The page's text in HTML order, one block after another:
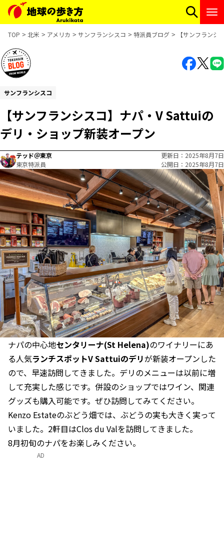
TOP 北米 アメリカ サンフランシスコ 特派員ブログ 【サンフラン
サンフランシスコ
【サンフランシスコ】ナパ・V Sattuiの
デリ・ショップ新装オープン
テッド＠東京
東京特派員
更新日
2025年8月7日
公開日
2025年8月7日
ナパの中心地センタリーナ(St Helena)のワイナリーにあ
る人気ランチスポットV Sattuiのデリが新装オープンした
ので、早速訪問してきました。デリのメニューは以前に増
して充実した感じです。併設のショップではワイン、関連
グッズも購入可能です。ぜひ訪問してみてください。
Kenzo Estateのぶどう畑では、ぶどうの実も大きく実って
いました。2軒目はClos du Valを訪問してきました。
8月初旬のナパをお楽しみください。
AD